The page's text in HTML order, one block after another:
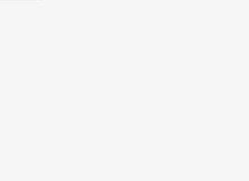
do projeto inicial,
professor de
da Beira Interior
o colóquio das
de 2023], a
60 e acaba quase nos